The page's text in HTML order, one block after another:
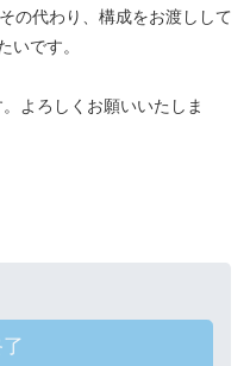
の代わり、構成をお渡しして
です。
よろしくお願いいたしま